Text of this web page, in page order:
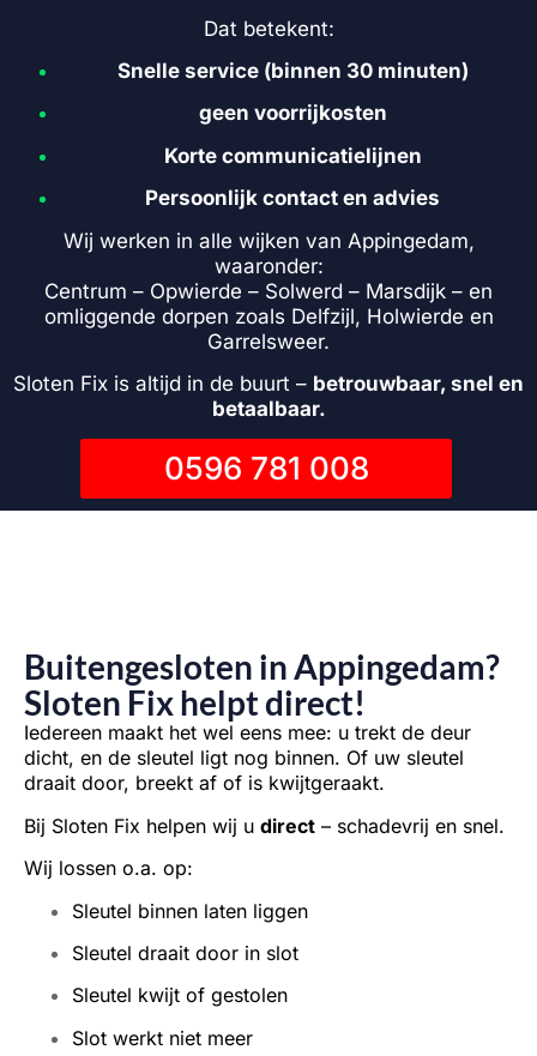
Dat betekent:
Snelle service (binnen 30 minuten)
geen voorrijkosten
Korte communicatielijnen
Persoonlijk contact en advies
Wij werken in alle wijken van Appingedam,
waaronder:
Centrum – Opwierde – Solwerd – Marsdijk – en
omliggende dorpen zoals Delfzijl, Holwierde en
Garrelsweer.
Sloten Fix is altijd in de buurt – betrouwbaar, snel en
betaalbaar.
0596 781 008
Buitengesloten in Appingedam?
Sloten Fix helpt direct!
Iedereen maakt het wel eens mee: u trekt de deur
dicht, en de sleutel ligt nog binnen. Of uw sleutel
draait door, breekt af of is kwijtgeraakt.
Bij Sloten Fix helpen wij u direct – schadevrij en snel.
Wij lossen o.a. op:
Sleutel binnen laten liggen
Sleutel draait door in slot
Sleutel kwijt of gestolen
Slot werkt niet meer